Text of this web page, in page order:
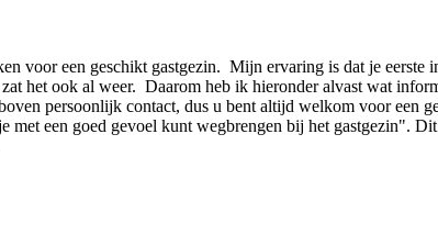
voor een geschikt gastgezin. Mijn ervaring is dat je eerste
het ook al weer. Daarom heb ik hieronder alvast wat
persoonlijk contact, dus u bent altijd welkom voor een
een goed gevoel kunt wegbrengen bij het gastgezin".